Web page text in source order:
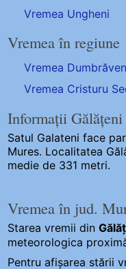
Vremea Ungheni
Vremea în regiune
Vremea
Vremea Cristuru
Informații Gălățeni
Satul Galateni face
Mures. Localitatea
medie de 331 metri.
Vremea în jud.
Starea vremii din
meteorologica
Pentru afișarea stării